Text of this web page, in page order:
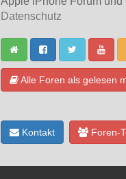
Datenschutz
Alle Foren als gelesen
Kontakt Foren-